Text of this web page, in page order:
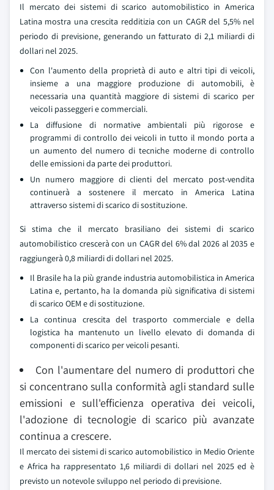
Il mercato dei sistemi di scarico automobilistico in America
Latina mostra una crescita redditizia con un CAGR del 5,5% nel
periodo di previsione, generando un fatturato di 2,1 miliardi di
dollari nel 2025.
Con l'aumento della proprietà di auto e altri tipi di veicoli,
insieme a una maggiore produzione di automobili, è
necessaria una quantità maggiore di sistemi di scarico per
veicoli passeggeri e commerciali.
La diffusione di normative ambientali più rigorose e
programmi di controllo dei veicoli in tutto il mondo porta a
un aumento del numero di tecniche moderne di controllo
delle emissioni da parte dei produttori.
Un numero maggiore di clienti del mercato post-vendita
continuerà a sostenere il mercato in America Latina
attraverso sistemi di scarico di sostituzione.
Si stima che il mercato brasiliano dei sistemi di scarico
automobilistico crescerà con un CAGR del 6% dal 2026 al 2035 e
raggiungerà 0,8 miliardi di dollari nel 2025.
Il Brasile ha la più grande industria automobilistica in America
Latina e, pertanto, ha la domanda più significativa di sistemi
di scarico OEM e di sostituzione.
La continua crescita del trasporto commerciale e della
logistica ha mantenuto un livello elevato di domanda di
componenti di scarico per veicoli pesanti.
Con l'aumentare del numero di produttori che
si concentrano sulla conformità agli standard sulle
emissioni e sull'efficienza operativa dei veicoli,
l'adozione di tecnologie di scarico più avanzate
continua a crescere.
Il mercato dei sistemi di scarico automobilistico in Medio Oriente
e Africa ha rappresentato 1,6 miliardi di dollari nel 2025 ed è
previsto un notevole sviluppo nel periodo di previsione.